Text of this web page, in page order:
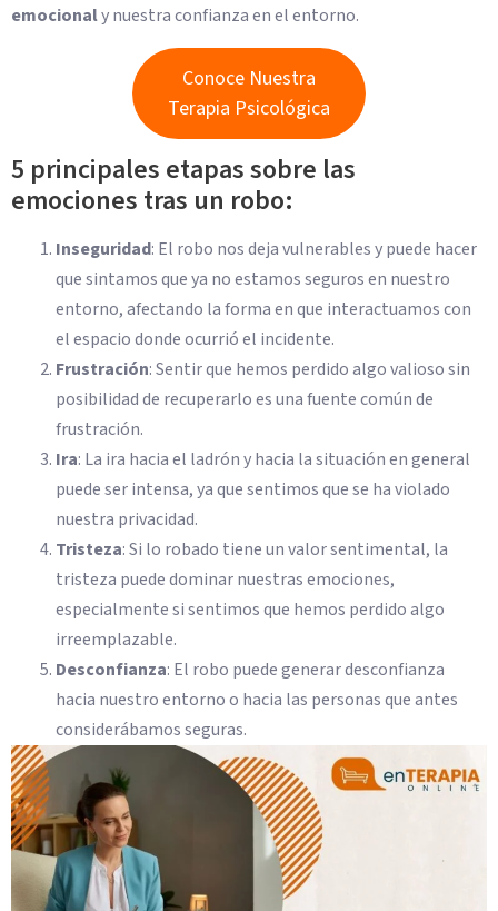
emocionaly nuestra confianza en el entorno.
Conoce Nuestra
Terapia Psicológica
5 principales etapas sobre las
emociones tras un robo:
Inseguridad: El robo nos deja vulnerables y puede hacer
que sintamos que ya no estamos seguros en nuestro
entorno, afectando la forma en que interactuamos con
el espacio donde ocurrió el incidente.
Frustración: Sentir que hemos perdido algo valioso sin
posibilidad de recuperarlo es una fuente común de
frustración.
Ira: La ira hacia el ladrón y hacia la situación en general
puede ser intensa, ya que sentimos que se ha violado
nuestra privacidad.
Tristeza: Si lo robado tiene un valor sentimental, la
tristeza puede dominar nuestras emociones,
especialmente si sentimos que hemos perdido algo
irreemplazable.
Desconfianza: El robo puede generar desconfianza
hacia nuestro entorno o hacia las personas que antes
considerábamos seguras.